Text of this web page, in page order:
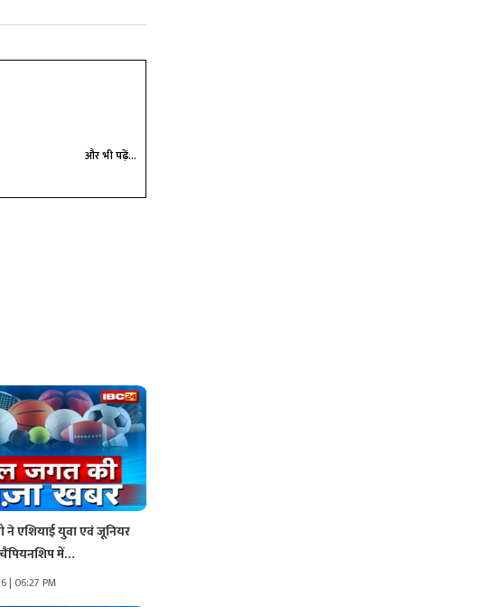
और भी पढ़ें...
ने एशियाई युवा एवं जूनियर
चैंपियनशिप में…
| 06:27 PM